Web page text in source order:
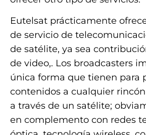
Eutelsat prácticamente
de servicio de
de satélite, ya sea
de video,. Los broadcasters
única forma que tienen para
contenidos a cualquier
a través de un satélite;
en complemento con redes